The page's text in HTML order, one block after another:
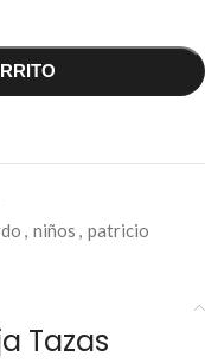
, niños , patricio
Tazas